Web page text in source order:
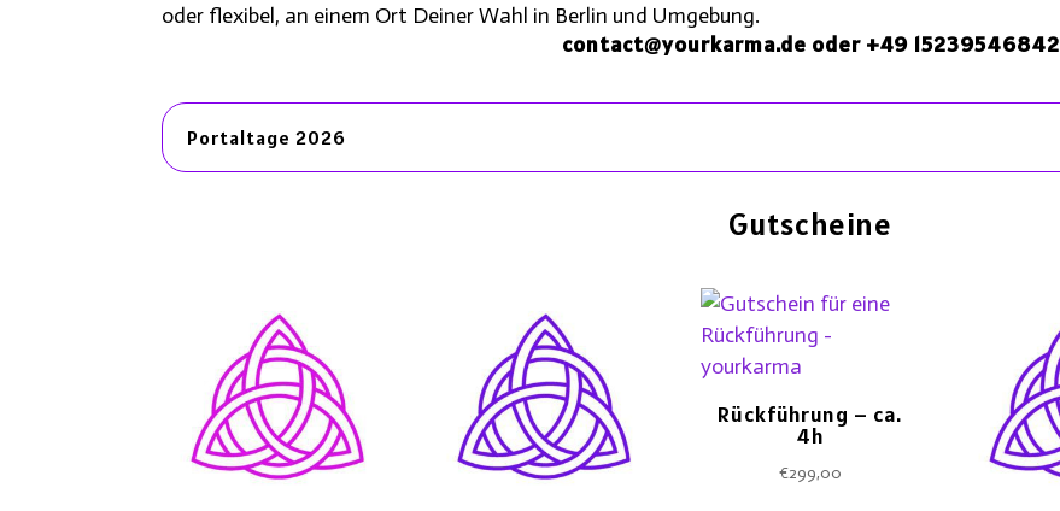
oder flexibel, an einem Ort Deiner Wahl in Berlin und Umgebung.
contact@yourkarma.de oder +49 15239546842
Portaltage 2026
Gutscheine
Rückführung – ca.
4h
€299,00